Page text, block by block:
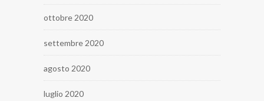
ottobre 2020
settembre 2020
agosto 2020
luglio 2020